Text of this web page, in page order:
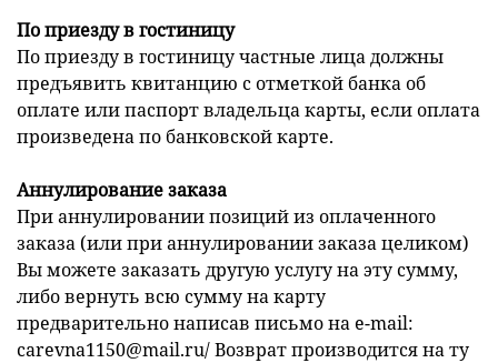
По приезду в гостиницу
По приезду в гостиницу частные лица должны
предъявить квитанцию с отметкой банка об
оплате или паспорт владельца карты, если оплата
произведена по банковской карте.
Аннулирование заказа
При аннулировании позиций из оплаченного
заказа (или при аннулировании заказа целиком)
Вы можете заказать другую услугу на эту сумму,
либо вернуть всю сумму на карту
предварительно написав письмо на e-mail:
carevna1150@mail.ru/ Возврат производится на ту